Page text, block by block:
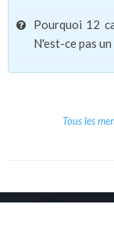
Pourquoi 12
N'est-ce pas
Tous les